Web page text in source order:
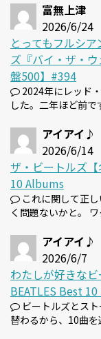
富無上津
2026/6/24
とってもフルシ
ズ『バイ・ザ・
盤500】#394
2024年にレッド
した。二年ほど前
アイアイ♪
2026/6/14
ザ・ビートルズ
10 Albums
これに関して正
く問題ないかと。
アイアイ♪
2026/6/7
わたしが好きな
BEATLES Best 10
ビートルズとス
替わるから、10曲